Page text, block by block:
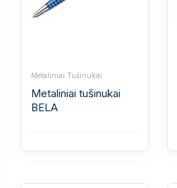
Metaliniai Tušinukai
Metaliniai tušinukai
BELA